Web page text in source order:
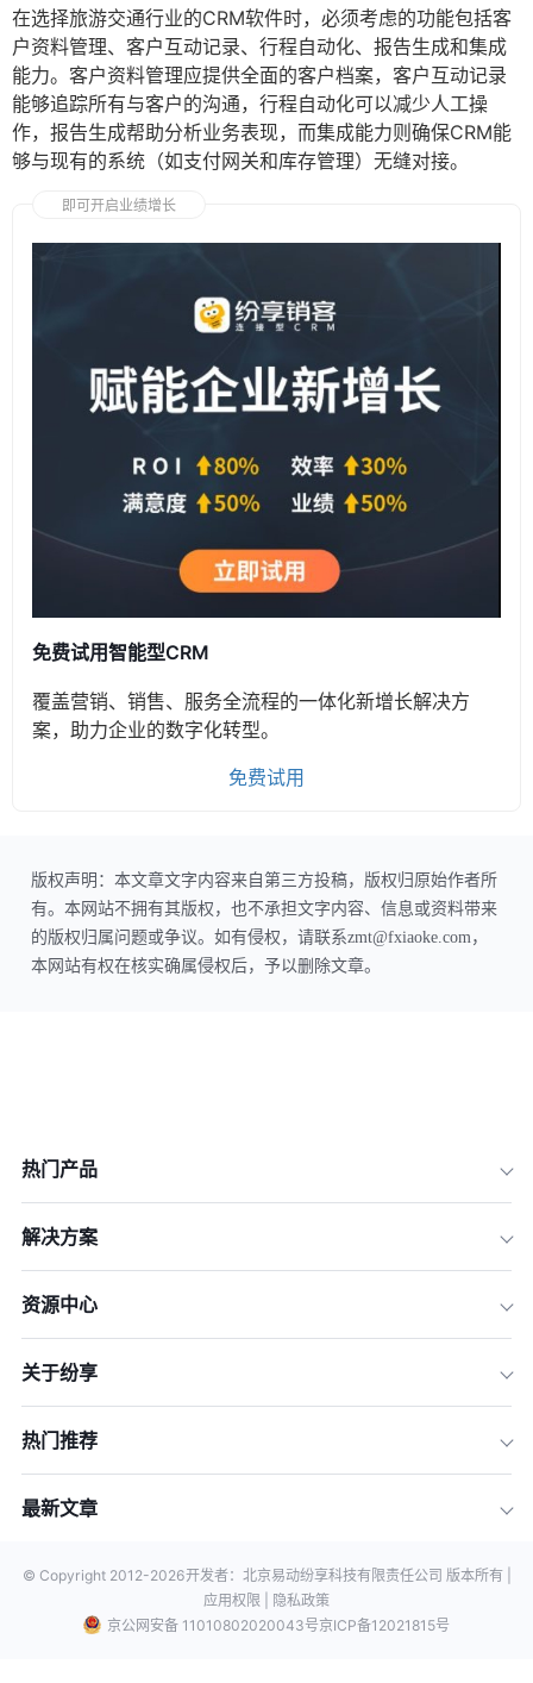
在选择旅游交通行业的CRM软件时，必须考虑的功能包括客
户资料管理、客户互动记录、行程自动化、报告生成和集成
能力。客户资料管理应提供全面的客户档案，客户互动记录
能够追踪所有与客户的沟通，行程自动化可以减少人工操
作，报告生成帮助分析业务表现，而集成能力则确保CRM能
够与现有的系统（如支付网关和库存管理）无缝对接。
即可开启业绩增长
免费试用智能型CRM
覆盖营销、销售、服务全流程的一体化新增长解决方
案，助力企业的数字化转型。
免费试用
版权声明：本文章文字内容来自第三方投稿，版权归原始作者所
有。本网站不拥有其版权，也不承担文字内容、信息或资料带来
的版权归属问题或争议。如有侵权，请联系zmt@fxiaoke.com，
本网站有权在核实确属侵权后，予以删除文章。
热门产品
解决方案
资源中心
关于纷享
热门推荐
最新文章
© Copyright 2012-2026开发者：北京易动纷享科技有限责任公司 版本所有 |
应用权限 |
隐私政策
京公网安备 11010802020043号京ICP备12021815号